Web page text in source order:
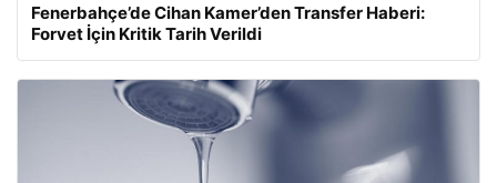
Fenerbahçe’de Cihan Kamer’den Transfer Haberi:
Forvet İçin Kritik Tarih Verildi